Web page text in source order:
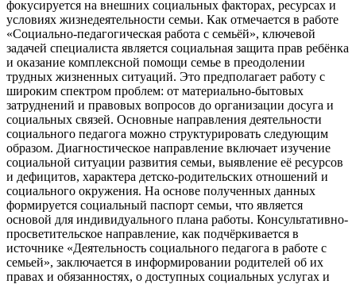
фокусируется на внешних социальных факторах, ресурсах и
условиях жизнедеятельности семьи. Как отмечается в работе
«Социально-педагогическая работа с семьёй», ключевой
задачей специалиста является социальная защита прав ребёнка
и оказание комплексной помощи семье в преодолении
трудных жизненных ситуаций. Это предполагает работу с
широким спектром проблем: от материально-бытовых
затруднений и правовых вопросов до организации досуга и
социальных связей. Основные направления деятельности
социального педагога можно структурировать следующим
образом. Диагностическое направление включает изучение
социальной ситуации развития семьи, выявление её ресурсов
и дефицитов, характера детско-родительских отношений и
социального окружения. На основе полученных данных
формируется социальный паспорт семьи, что является
основой для индивидуального плана работы. Консультативно-
просветительское направление, как подчёркивается в
источнике «Деятельность социального педагога в работе с
семьей», заключается в информировании родителей об их
правах и обязанностях, о доступных социальных услугах и